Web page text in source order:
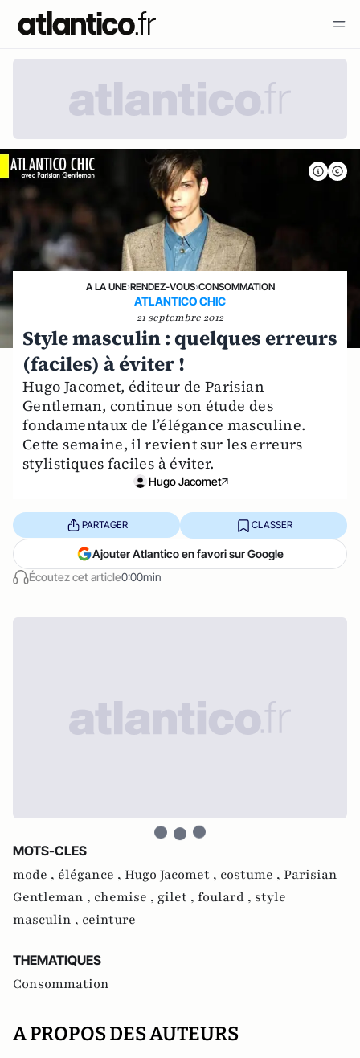
A LA UNE›RENDEZ-VOUS›CONSOMMATION
ATLANTICO CHIC
21 septembre 2012
Style masculin : quelques erreurs
(faciles) à éviter !
Hugo Jacomet, éditeur de Parisian
Gentleman, continue son étude des
fondamentaux de l’élégance masculine.
Cette semaine, il revient sur les erreurs
stylistiques faciles à éviter.
Hugo Jacomet
Écoutez cet article0:00min
PARTAGER CLASSER
Ajouter Atlantico en favori sur Google
MOTS-CLES
mode , élégance , Hugo Jacomet , costume , Parisian
Gentleman , chemise , gilet , foulard , style
masculin , ceinture
THEMATIQUES
Consommation
A PROPOS DES AUTEURS